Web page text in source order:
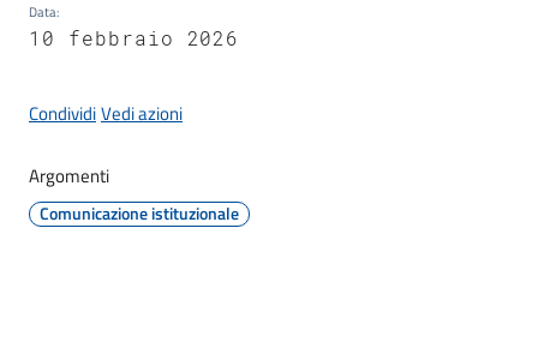
di
Piano
Amministrazione
Trasparente
Data:
10 febbraio 2026
CondividiVedi azioni
Argomenti
Comunicazione istituzionale